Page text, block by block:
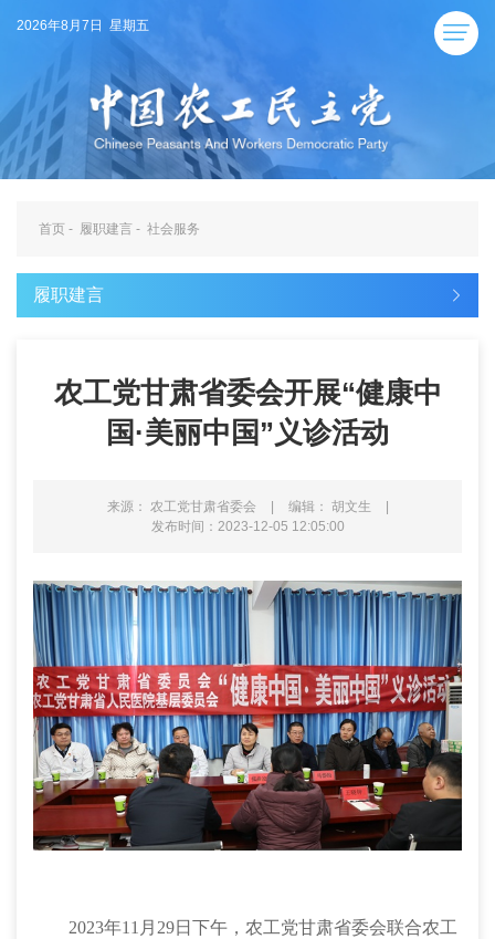
2026年8月7日 星期五
首页 - 履职建言 - 社会服务
履职建言
农工党甘肃省委会开展“健康中
国·美丽中国”义诊活动
来源： 农工党甘肃省委会 | 编辑： 胡文生
|
发布时间：2023-12-05 12:05:00
2023年11月29日下午，农工党甘肃省委会联合农工